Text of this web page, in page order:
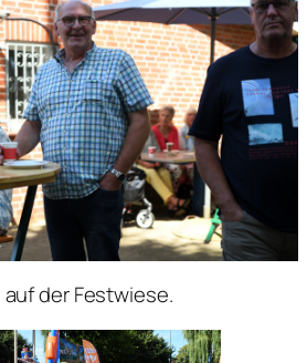
der Festwiese.